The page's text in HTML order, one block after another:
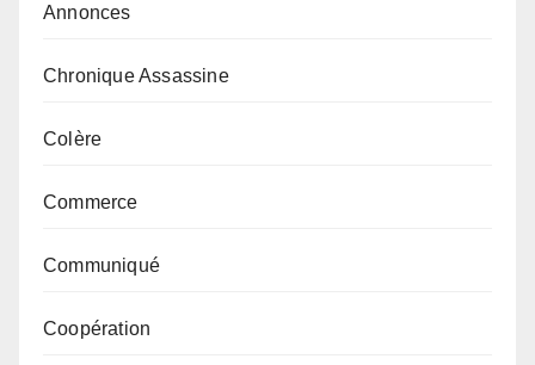
Annonces
Chronique Assassine
Colère
Commerce
Communiqué
Coopération